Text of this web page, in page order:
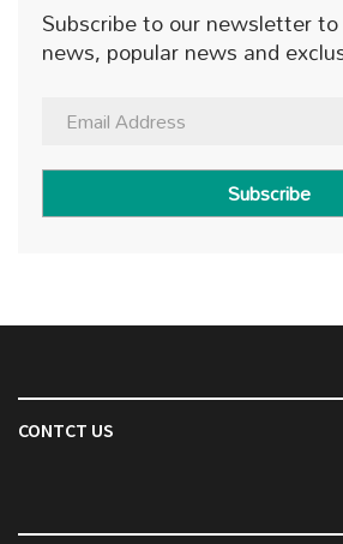
Subscribe to our newsletter
news, popular news and
Subscribe
CONTCT US